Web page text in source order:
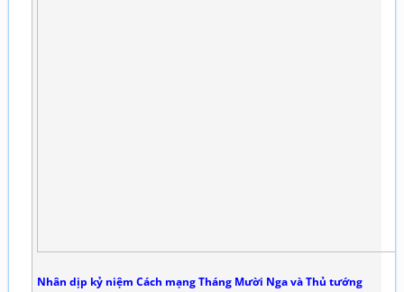
Nhân dịp kỷ niệm Cách mạng Tháng Mười Nga và Thủ tướng